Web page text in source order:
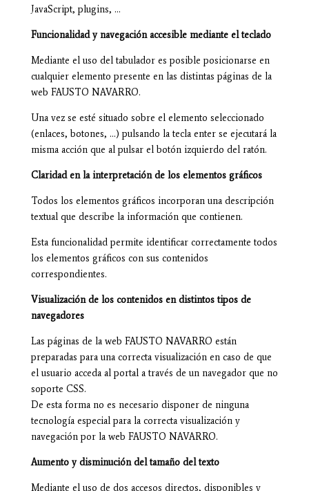
JavaScript, plugins, …
Funcionalidad y navegación accesible mediante el teclado
Mediante el uso del tabulador es posible posicionarse en
cualquier elemento presente en las distintas páginas de la
web FAUSTO NAVARRO.
Una vez se esté situado sobre el elemento seleccionado
(enlaces, botones, …) pulsando la tecla enter se ejecutará la
misma acción que al pulsar el botón izquierdo del ratón.
Claridad en la interpretación de los elementos gráficos
Todos los elementos gráficos incorporan una descripción
textual que describe la información que contienen.
Esta funcionalidad permite identificar correctamente todos
los elementos gráficos con sus contenidos
correspondientes.
Visualización de los contenidos en distintos tipos de
navegadores
Las páginas de la web FAUSTO NAVARRO están
preparadas para una correcta visualización en caso de que
el usuario acceda al portal a través de un navegador que no
soporte CSS.
De esta forma no es necesario disponer de ninguna
tecnología especial para la correcta visualización y
navegación por la web FAUSTO NAVARRO.
Aumento y disminución del tamaño del texto
Mediante el uso de dos accesos directos, disponibles y